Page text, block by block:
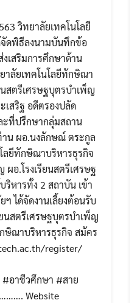
วิทยาลัยเทคโนโลยี
ดพิธีลงนามบันทึกข้อ
เสริมการศึกษาด้าน
าลัยเทคโนโลยีทักษิณา
นสตรีเศรษฐบุตรบำเพ็ญ
สริฐ อดีตรองปลัด
ะที่ปรึกษากลุ่มสถาน
าน ผอ.นงลักษณ์ ตระกูล
ลยีทักษิณาบริหารธุรกิจ
อ.โรงเรียนสตรีเศรษฐ
หารทั้ง 2 สถาบัน เข้า
ได้จัดงานเลี้ยงต้อนรับ
นสตรีเศรษฐบุตรบำเพ็ญ
ษิณาบริหารธุรกิจ สมัคร
register/
#อาชีวศึกษา #สาย
Website